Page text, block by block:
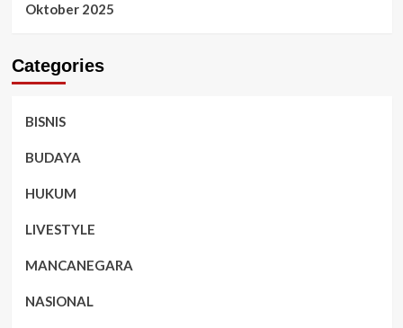
Oktober 2025
Categories
BISNIS
BUDAYA
HUKUM
LIVESTYLE
MANCANEGARA
NASIONAL